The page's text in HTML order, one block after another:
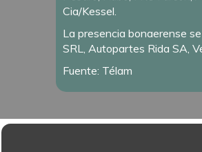
Cia/Kessel.
La presencia bonaerense
SRL, Autopartes Rida SA,
Fuente: Télam